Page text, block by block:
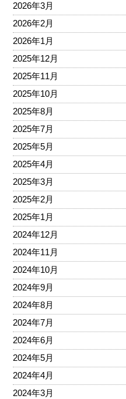
2026年3月
2026年2月
2026年1月
2025年12月
2025年11月
2025年10月
2025年8月
2025年7月
2025年5月
2025年4月
2025年3月
2025年2月
2025年1月
2024年12月
2024年11月
2024年10月
2024年9月
2024年8月
2024年7月
2024年6月
2024年5月
2024年4月
2024年3月